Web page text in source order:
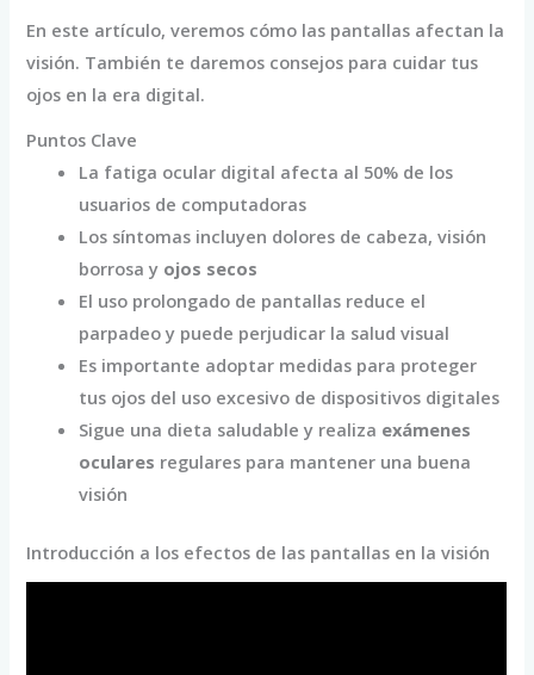
En este artículo, veremos cómo las pantallas afectan la
visión. También te daremos consejos para cuidar tus
ojos en la era digital.
Puntos Clave
La fatiga ocular digital afecta al 50% de los
usuarios de computadoras
Los síntomas incluyen dolores de cabeza, visión
borrosa y ojos secos
El uso prolongado de pantallas reduce el
parpadeo y puede perjudicar la salud visual
Es importante adoptar medidas para proteger
tus ojos del uso excesivo de dispositivos digitales
Sigue una dieta saludable y realiza exámenes
oculares regulares para mantener una buena
visión
Introducción a los efectos de las pantallas en la visión